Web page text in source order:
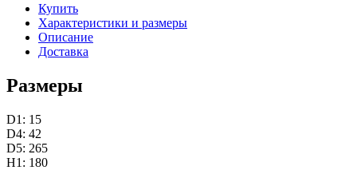
Купить
Характеристики и размеры
Описание
Доставка
Размеры
D1: 15
D4: 42
D5: 265
H1: 180